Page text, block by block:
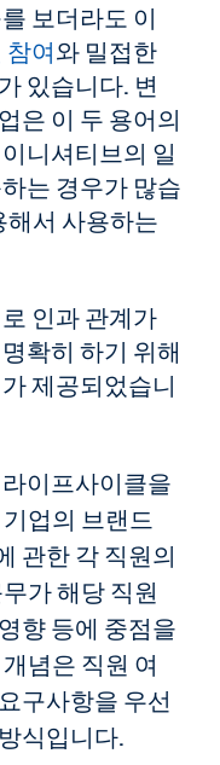
보더라도 이
참여와 밀접한
있습니다. 변
은 이 두 용어의
니셔티브의 일
는 경우가 많습
해서 사용하는
인과 관계가
확히 하기 위해
제공되었습니
이프사이클을
업의 브랜드
관한 각 직원의
가 해당 직원
향 등에 중점을
념은 직원 여
구사항을 우선
식입니다.